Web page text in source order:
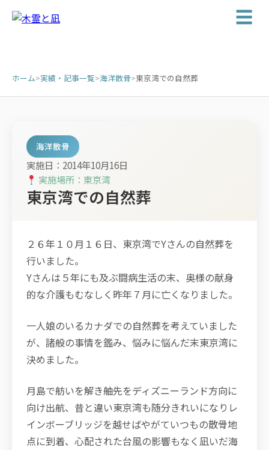
☰
ホーム>実績・記事一覧>海洋散骨>東京湾での自然葬
海洋散骨
実施日：2014年10月16日
実施場所：東京湾
東京湾での自然葬
２６年１０月１６日、東京湾でYさんの自然葬を
行いました。
Yさんは５年にも及ぶ闘病生活の末、奥様の献身
的な介護もむなしく昨年７月に亡くなりました。
一人娘のいるカナダでの自然葬を考えていました
が、諸般の事情を鑑み、悩みに悩んだ末東京湾に
決めました。
月島で舫いを解き舳先をディズニーランド方向に
向け出航、昔と違い東京湾も随分きれいになりレ
インボーブリッジを越せばやがていつもの散骨地
点に到着、心配された台風の影響もなく凪いだ海